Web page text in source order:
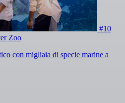
#10
Zoo
con migliaia di specie marine a